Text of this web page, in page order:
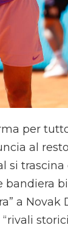
per
al
si trascina
bandiera
a Novak